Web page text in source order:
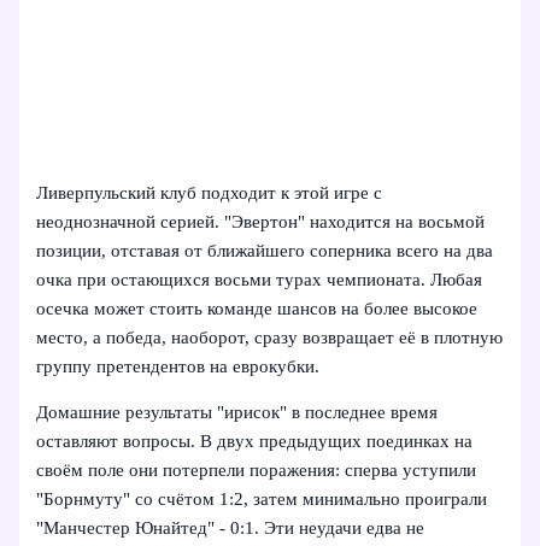
Ливерпульский клуб подходит к этой игре с
неоднозначной серией. "Эвертон" находится на восьмой
позиции, отставая от ближайшего соперника всего на два
очка при остающихся восьми турах чемпионата. Любая
осечка может стоить команде шансов на более высокое
место, а победа, наоборот, сразу возвращает её в плотную
группу претендентов на еврокубки.
Домашние результаты "ирисок" в последнее время
оставляют вопросы. В двух предыдущих поединках на
своём поле они потерпели поражения: сперва уступили
"Борнмуту" со счётом 1:2, затем минимально проиграли
"Манчестер Юнайтед" - 0:1. Эти неудачи едва не